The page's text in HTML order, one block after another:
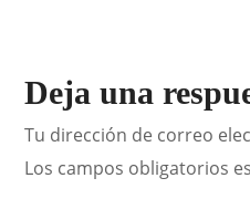
Deja una
Tu dirección de correo
Los campos obligatorios